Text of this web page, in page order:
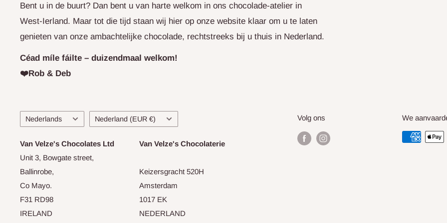
Bent u in de buurt? Dan bent u van harte welkom in ons chocolade-atelier in
West-Ierland. Maar tot die tijd staan wij hier op onze website klaar om u te laten
genieten van onze ambachtelijke chocolade, rechtstreeks bij u thuis in Nederland.
Céad míle fáilte – duizendmaal welkom!
❤️Rob & Deb
Taal
Nederlands Land/regio
Nederland (EUR €)
Van Velze's Chocolates Ltd
Unit 3, Bowgate street,
Ballinrobe,
Co Mayo.
F31 RD98
IRELAND
Van Velze's Chocolaterie
Keizersgracht 520H
Amsterdam
1017 EK
NEDERLAND
Volg ons We